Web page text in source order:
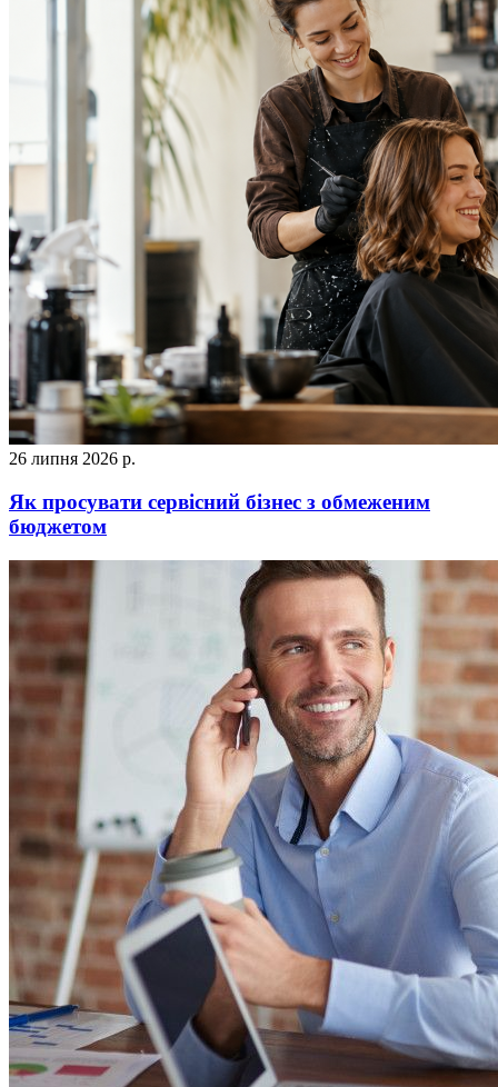
26 липня 2026 р.
Як просувати сервісний бізнес з обмеженим
бюджетом